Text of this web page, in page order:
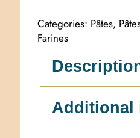
Categories: Pâtes,
Farines
Additional